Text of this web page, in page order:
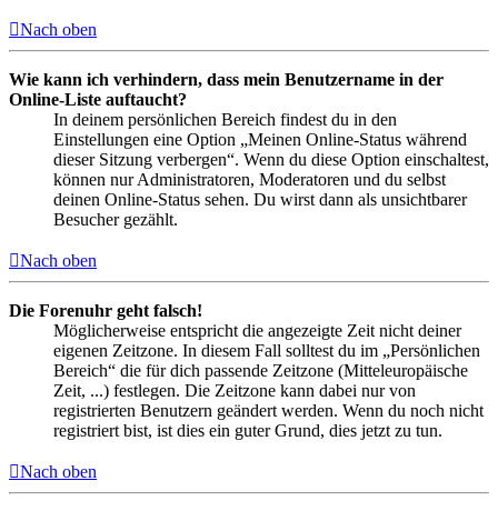
Nach oben
Wie kann ich verhindern, dass mein Benutzername in der
Online-Liste auftaucht?
In deinem persönlichen Bereich findest du in den
Einstellungen eine Option „Meinen Online-Status während
dieser Sitzung verbergen“. Wenn du diese Option einschaltest,
können nur Administratoren, Moderatoren und du selbst
deinen Online-Status sehen. Du wirst dann als unsichtbarer
Besucher gezählt.
Nach oben
Die Forenuhr geht falsch!
Möglicherweise entspricht die angezeigte Zeit nicht deiner
eigenen Zeitzone. In diesem Fall solltest du im „Persönlichen
Bereich“ die für dich passende Zeitzone (Mitteleuropäische
Zeit, ...) festlegen. Die Zeitzone kann dabei nur von
registrierten Benutzern geändert werden. Wenn du noch nicht
registriert bist, ist dies ein guter Grund, dies jetzt zu tun.
Nach oben